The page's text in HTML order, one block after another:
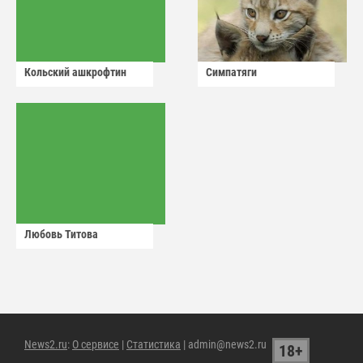
Кольский ашкрофтин Симпатяги
Любовь Титова
News2.ru: О сервисе | Статистика | admin@news2.ru 18+